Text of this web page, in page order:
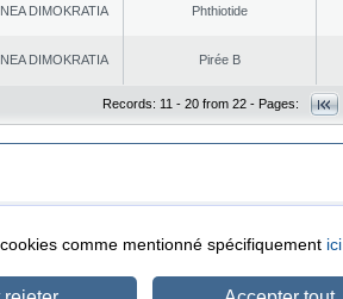
NEA DΙMOKRATIA Phthiotide
NEA DΙMOKRATIA Pirée B
Records: 11 - 20 from 22 - Pages:
comme mentionné spécifiquement ici